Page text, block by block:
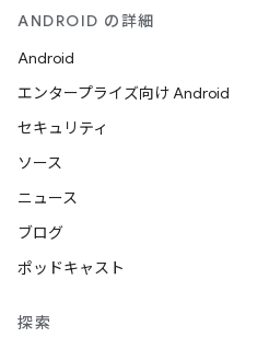
ANDROID の詳細
Android
エンタープライズ向け Android
セキュリティ
ソース
ニュース
ブログ
ポッドキャスト
探索